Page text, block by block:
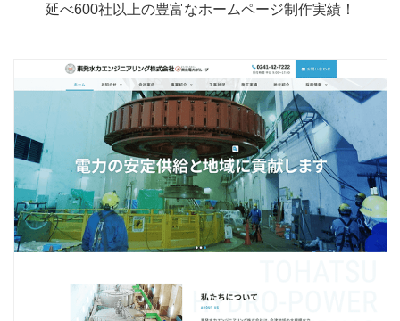
延べ600社以上の豊富なホームページ制作実績！